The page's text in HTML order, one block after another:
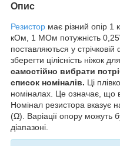
Опис
Резистор має різний опір
кОм, 1 МОм потужність
поставляються у
зберегти цілісність ніжок
самостійно вибрати
список номіналів. Ці
номіналах. Це означає, що
Номінал резистора вказує
(Ω). Варіації опору можуть
діапазоні.